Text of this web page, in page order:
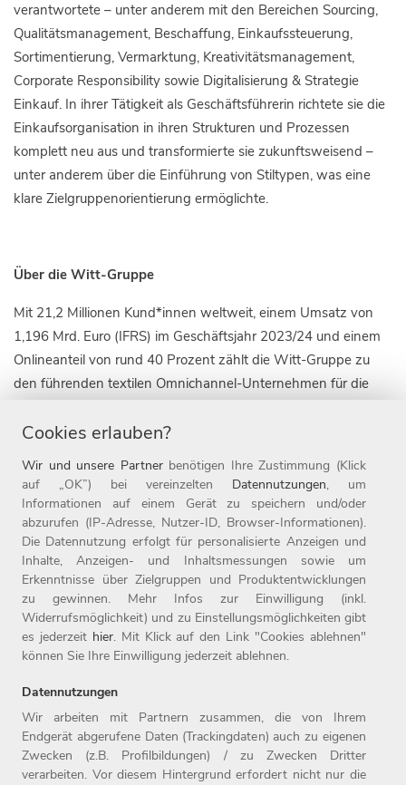
verantwortete – unter anderem mit den Bereichen Sourcing,
Qualitätsmanagement, Beschaffung, Einkaufssteuerung,
Sortimentierung, Vermarktung, Kreativitätsmanagement,
Corporate Responsibility sowie Digitalisierung & Strategie
Einkauf. In ihrer Tätigkeit als Geschäftsführerin richtete sie die
Einkaufsorganisation in ihren Strukturen und Prozessen
komplett neu aus und transformierte sie zukunftsweisend –
unter anderem über die Einführung von Stiltypen, was eine
klare Zielgruppenorientierung ermöglichte.
Über die Witt-Gruppe
Mit 21,2 Millionen Kund*innen weltweit, einem Umsatz von
1,196 Mrd. Euro (IFRS) im Geschäftsjahr 2023/24 und einem
Onlineanteil von rund 40 Prozent zählt die Witt-Gruppe zu
den führenden textilen Omnichannel-Unternehmen für die
acht Marken in zehn Ländern, darunter die 1907 gegründete
Weidener Unternehmen auch mit rund 110 Filialen im
stationären Handel vertreten. Seit Ende 2019 gehört die
Marke heine zur Witt-Gruppe.
Die Witt-Gruppe ist mit rund 3.700 Mitarbeitenden nicht nur
einer der größten Arbeitgeber der Oberpfalz, sondern auch
einer der beliebtesten Deutschlands und gehört zu den rund
fünf Prozent der beliebtesten Unternehmen auf kununu. Seit
1987 ist die Witt-Gruppe Teil der Otto Group. Weitere
Home
Jobs
Kontakt
Cookies erlauben?
Wir und unsere Partnerbenötigen Ihre Zustimmung (Klick
auf „OK”) bei vereinzelten Datennutzungen, um
Informationen auf einem Gerät zu speichern und/oder
abzurufen (IP-Adresse, Nutzer-ID, Browser-Informationen).
Die Datennutzung erfolgt für personalisierte Anzeigen und
Inhalte, Anzeigen- und Inhaltsmessungen sowie um
Erkenntnisse über Zielgruppen und Produktentwicklungen
zu gewinnen. Mehr Infos zur Einwilligung (inkl.
Widerrufsmöglichkeit) und zu Einstellungsmöglichkeiten gibt
es jederzeit hier. Mit Klick auf den Link "Cookies ablehnen"
können Sie Ihre Einwilligung jederzeit ablehnen.
Datennutzungen
Wir arbeiten mit Partnern zusammen, die von Ihrem
Endgerät abgerufene Daten (Trackingdaten) auch zu eigenen
Zwecken (z.B. Profilbildungen) / zu Zwecken Dritter
verarbeiten. Vor diesem Hintergrund erfordert nicht nur die